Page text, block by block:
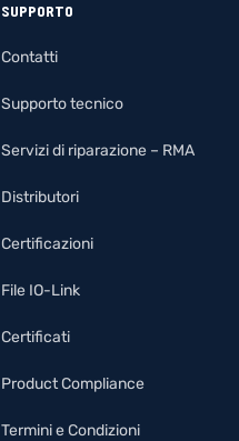
SUPPORTO
Contatti
Supporto tecnico
Servizi di riparazione – RMA
Distributori
Certificazioni
File IO-Link
Certificati
Product Compliance
Termini e Condizioni